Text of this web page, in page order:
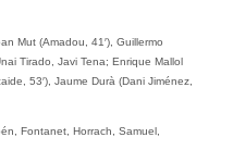
Mut (Amadou, 41′), Guillermo
Tirado, Javi Tena; Enrique Mallol
53′), Jaume Durà (Dani Jiménez,
Fontanet, Horrach, Samuel,